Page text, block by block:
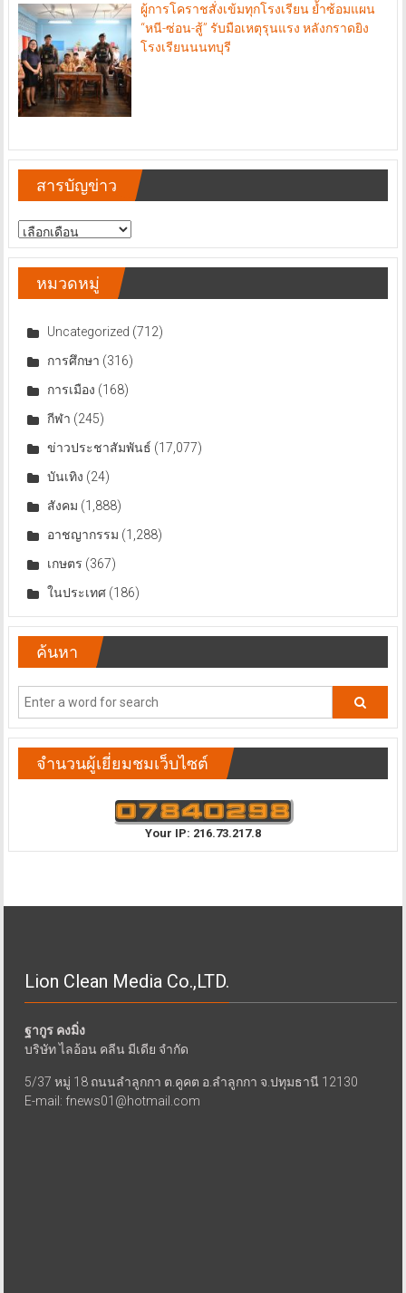
ผู้การโคราชสั่งเข้มทุกโรงเรียน ย้ำซ้อมแผน
“หนี-ซ่อน-สู้” รับมือเหตุรุนแรง หลังกราดยิง
โรงเรียนนนทบุรี
สารบัญข่าว
สารบัญ
ข่าว
หมวดหมู่
Uncategorized (712)
การศึกษา (316)
การเมือง (168)
กีฬา (245)
ข่าวประชาสัมพันธ์ (17,077)
บันเทิง (24)
สังคม (1,888)
อาชญากรรม (1,288)
เกษตร (367)
ในประเทศ(186)
ค้นหา
จำนวนผู้เยี่ยมชมเว็บไซต์
Your IP: 216.73.217.8
Lion Clean Media Co.,LTD.
ฐากูร คงมิ่ง
บริษัท ไลอ้อน คลีน มีเดีย จำกัด
5/37 หมู่ 18 ถนนลำลูกกา ต.คูคต อ.ลำลูกกา จ.ปทุมธานี 12130
E-mail: fnews01@hotmail.com